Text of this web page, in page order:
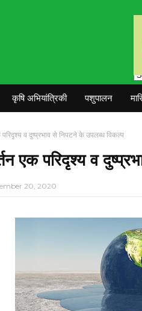
कृषि अभियांत्रिकी पशुपालन
परिदृश्य व दुष्प्रभाव से निपटने के उपलब्ध विकल्प
एक परिदृश्य व
20, 2020